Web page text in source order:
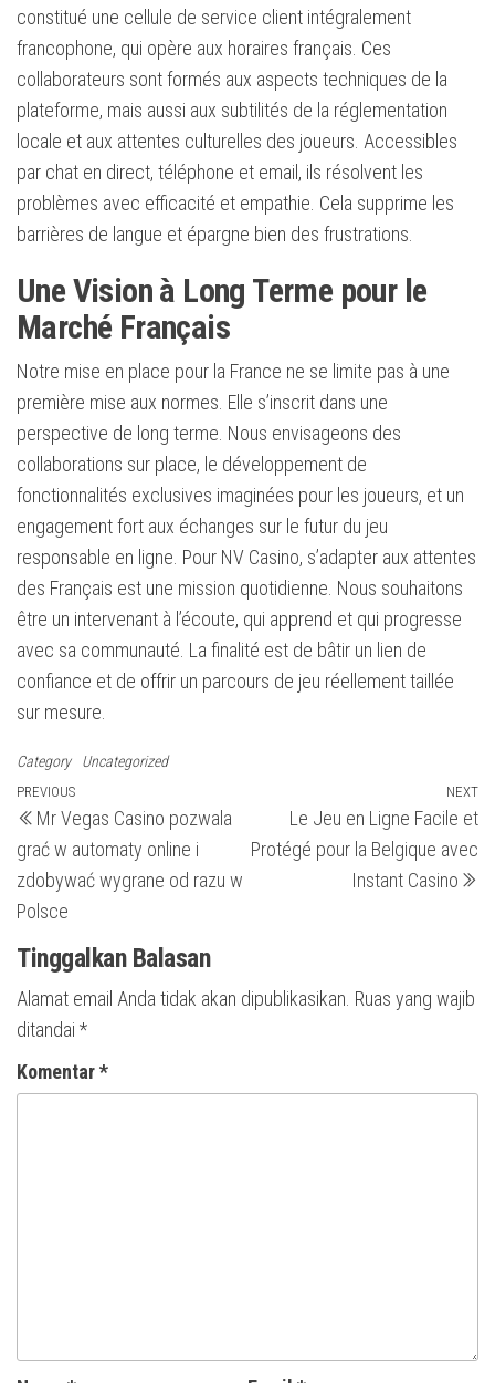
constitué une cellule de service client intégralement
francophone, qui opère aux horaires français. Ces
collaborateurs sont formés aux aspects techniques de la
plateforme, mais aussi aux subtilités de la réglementation
locale et aux attentes culturelles des joueurs. Accessibles
par chat en direct, téléphone et email, ils résolvent les
problèmes avec efficacité et empathie. Cela supprime les
barrières de langue et épargne bien des frustrations.
Une Vision à Long Terme pour le
Marché Français
Notre mise en place pour la France ne se limite pas à une
première mise aux normes. Elle s’inscrit dans une
perspective de long terme. Nous envisageons des
collaborations sur place, le développement de
fonctionnalités exclusives imaginées pour les joueurs, et un
engagement fort aux échanges sur le futur du jeu
responsable en ligne. Pour NV Casino, s’adapter aux attentes
des Français est une mission quotidienne. Nous souhaitons
être un intervenant à l’écoute, qui apprend et qui progresse
avec sa communauté. La finalité est de bâtir un lien de
confiance et de offrir un parcours de jeu réellement taillée
sur mesure.
Category Uncategorized
Navigasi
pos
Previous
Post
PREVIOUS
Mr Vegas Casino pozwala
grać w automaty online i
zdobywać wygrane od razu w
Polsce
NEXT
Le Jeu en Ligne Facile et
Protégé pour la Belgique avec
Instant Casino
Tinggalkan Balasan
Alamat email Anda tidak akan dipublikasikan. Ruas yang wajib
ditandai *
Komentar*